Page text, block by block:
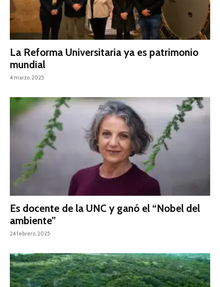
La Reforma Universitaria ya es patrimonio
mundial
4 marzo, 2025
Es docente de la UNC y ganó el “Nobel del
ambiente”
24 febrero, 2025